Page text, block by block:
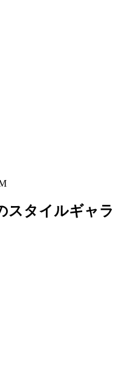
スタイルギャラ